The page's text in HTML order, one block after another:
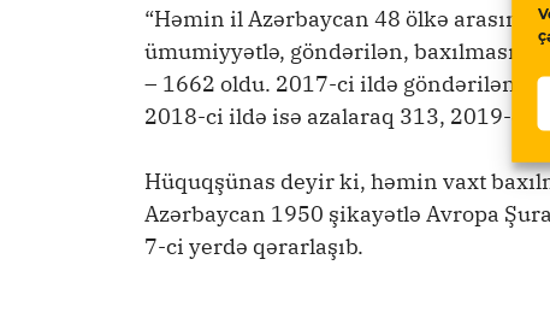
“Həmin il Azərbaycan 48 ölkə
ümumiyyətlə, göndərilən, baxılmasını
– 1662 oldu. 2017-ci ildə göndərilən
2018-ci ildə isə azalaraq 313, 2019-cu
Hüquqşünas deyir ki, həmin vaxt
Azərbaycan 1950 şikayətlə Avropa
7-ci yerdə qərarlaşıb.